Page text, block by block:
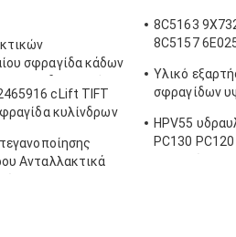
σφραγίδα κάδων
σφραγίδων
κάδων
cLift TIFT
κυλίνδρων
Ανταλλακτικά
8C5163
8C5157
1214185
Υλικό
σφραγίδων
HPV55
PC130